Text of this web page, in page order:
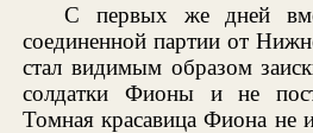
С первых же дней
соединенной партии от
стал видимым образом
солдатки Фионы и не
Томная красавица Фиона не